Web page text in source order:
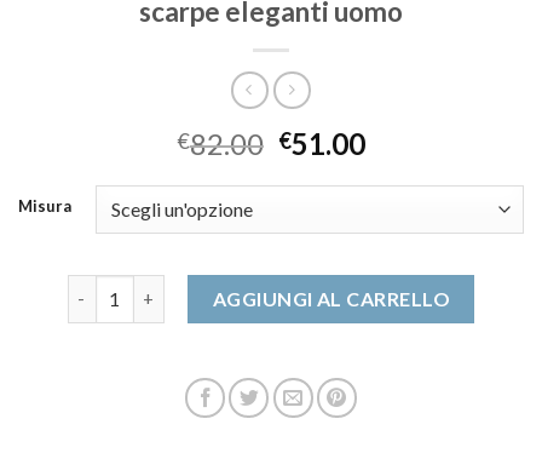
scarpe eleganti uomo
€82.00 €51.00
Misura
AGGIUNGI AL CARRELLO